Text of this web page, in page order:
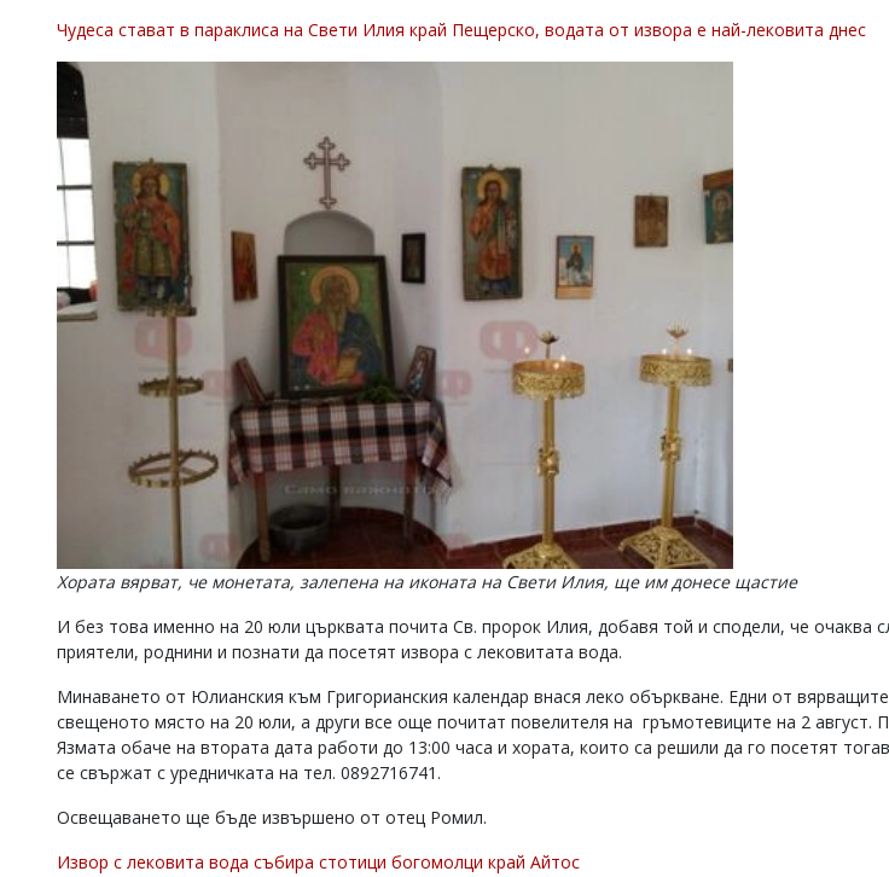
въвеждат
читателите
редакцията
отговорност
откриете
обиден
Чудеса стават в параклиса на Свети Илия край Пещерско, водата от извора е най-лековита днес
Хората вярват, че монетата, залепена на иконата на Свети Илия, ще им донесе щастие
И без това именно на 20 юли църквата почита Св. пророк Илия, добавя той и сподели, че очаква
приятели, роднини и познати да посетят извора с лековитата вода.
Минаването от Юлианския към Григорианския календар внася леко объркване. Едни от
свещеното място на 20 юли, а други все още почитат повелителя на гръмотевиците на 2 август.
Язмата обаче на втората дата работи до 13:00 часа и хората, които са решили да го посетят
се свържат с уредничката на тел. 0892716741.
Освещаването ще бъде извършено от отец Ромил.
Извор с лековита вода събира стотици богомолци край Айтос